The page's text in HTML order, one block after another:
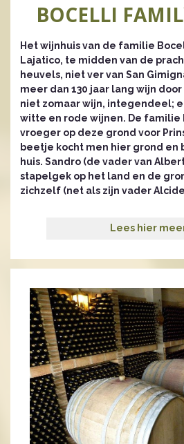
BOCELLI
Het wijnhuis van de familie
Lajatico, te midden van de
heuvels, niet ver van San
meer dan 130 jaar lang wijn
niet zomaar wijn, integendeel;
witte en rode wijnen. De familie
vroeger op deze grond voor
beetje kocht men hier grond en
huis. Sandro (de vader van
stapelgek op het land en de
zichzelf (net als zijn vader
Lees hier